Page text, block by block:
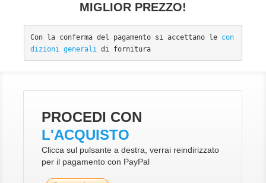
MIGLIOR PREZZO!
Con la conferma del pagamento si accettano le con
dizioni generali
di fornitura
PROCEDI CON
L'ACQUISTO
Clicca sul pulsante a destra, verrai reindirizzato
per il pagamento con PayPal